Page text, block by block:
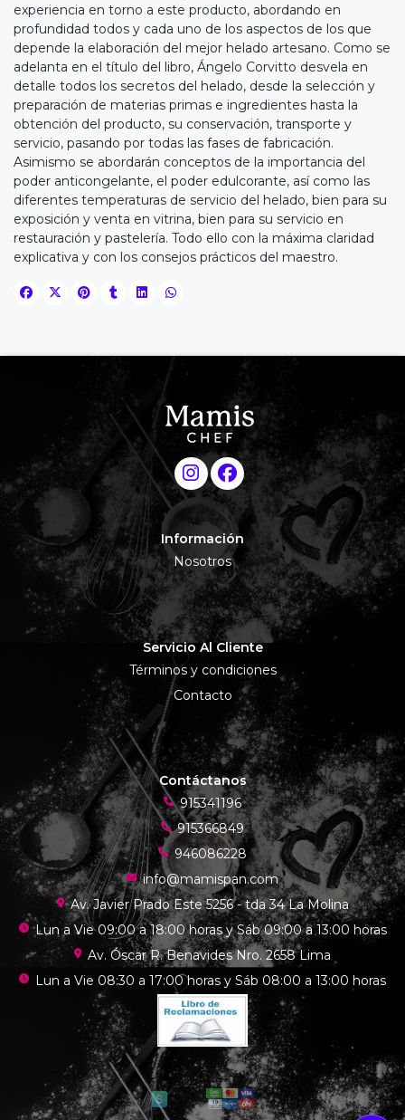
experiencia en torno a este producto, abordando en
profundidad todos y cada uno de los aspectos de los que
depende la elaboración del mejor helado artesano. Como se
adelanta en el título del libro, Ángelo Corvitto desvela en
detalle todos los secretos del helado, desde la selección y
preparación de materias primas e ingredientes hasta la
obtención del producto, su conservación, transporte y
servicio, pasando por todas las fases de fabricación.
Asimismo se abordarán conceptos de la importancia del
poder anticongelante, el poder edulcorante, así como las
diferentes temperaturas de servicio del helado, bien para su
exposición y venta en vitrina, bien para su servicio en
restauración y pastelería. Todo ello con la máxima claridad
explicativa y con los consejos prácticos del maestro.
Información
Nosotros
Servicio Al Cliente
Términos y condiciones
Contacto
Contáctanos
915341196
915366849
946086228
info@mamispan.com
Av. Javier Prado Este 5256 - tda 34 La Molina
Lun a Vie 09:00 a 18:00 horas y Sáb 09:00 a 13:00 horas
Av. Óscar R. Benavides Nro. 2658 Lima
Lun a Vie 08:30 a 17:00 horas y Sáb 08:00 a 13:00 horas